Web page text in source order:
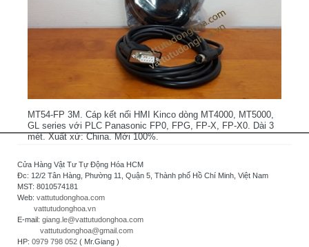
MT54-FP 3M. Cáp kết nối HMI Kinco dòng MT4000, MT5000,
GL series với PLC Panasonic FP0, FPG, FP-X, FP-X0. Dài 3
mét. Xuất xứ: China. Mới 100%.
Cửa Hàng Vật Tư Tự Động Hóa HCM
Đc: 12/2 Tân Hàng, Phường 11, Quận 5, Thành phố Hồ Chí Minh, Việt Nam
MST: 8010574181
Web: vattutudonghoa.com
vattutudonghoa.vn
E-mail: giang.le@vattutudonghoa.com
vattutudonghoa@gmail.com
HP: 0979 798 052 ( Mr.Giang )